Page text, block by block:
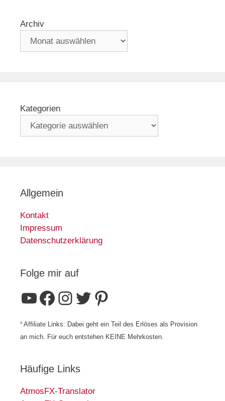
Archiv
Kategorien
Allgemein
Kontakt
Impressum
Datenschutzerklärung
Folge mir auf
YouTube
Facebook
Instagram
Twitter
Pinterest
¹ Affiliate Links: Dabei geht ein Teil des Erlöses als Provision
an mich. Für euch entstehen KEINE Mehrkosten.
Häufige Links
AtmosFX-Translator